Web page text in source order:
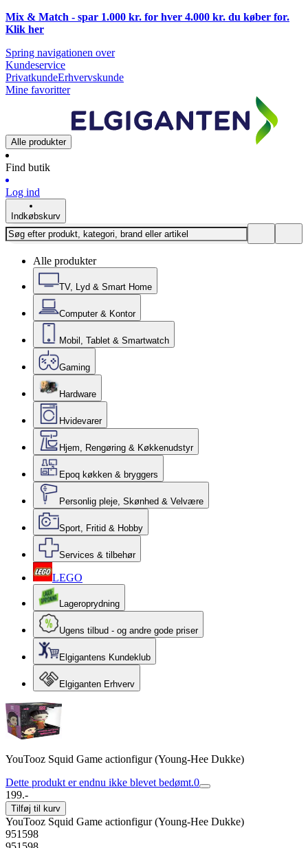
Mix & Match - spar 1.000 kr. for hver 4.000 kr. du køber for.
Klik her
Spring navigationen over
Kundeservice
PrivatkundeErhvervskunde
Mine favoritter
Alle produkter
Find butik
Log ind
Indkøbskurv
Alle produkter
TV, Lyd & Smart Home
Computer & Kontor
Mobil, Tablet & Smartwatch
Gaming
Hardware
Hvidevarer
Hjem, Rengøring & Køkkenudstyr
Epoq køkken & bryggers
Personlig pleje, Skønhed & Velvære
Sport, Fritid & Hobby
Services & tilbehør
LEGO
Lageroprydning
Ugens tilbud - og andre gode priser
Elgigantens Kundeklub
Elgiganten Erhverv
YouTooz Squid Game actionfigur (Young-Hee Dukke)
Dette produkt er endnu ikke blevet bedømt.0
199.-
Tilføj til kurv
YouTooz Squid Game actionfigur (Young-Hee Dukke)
951598